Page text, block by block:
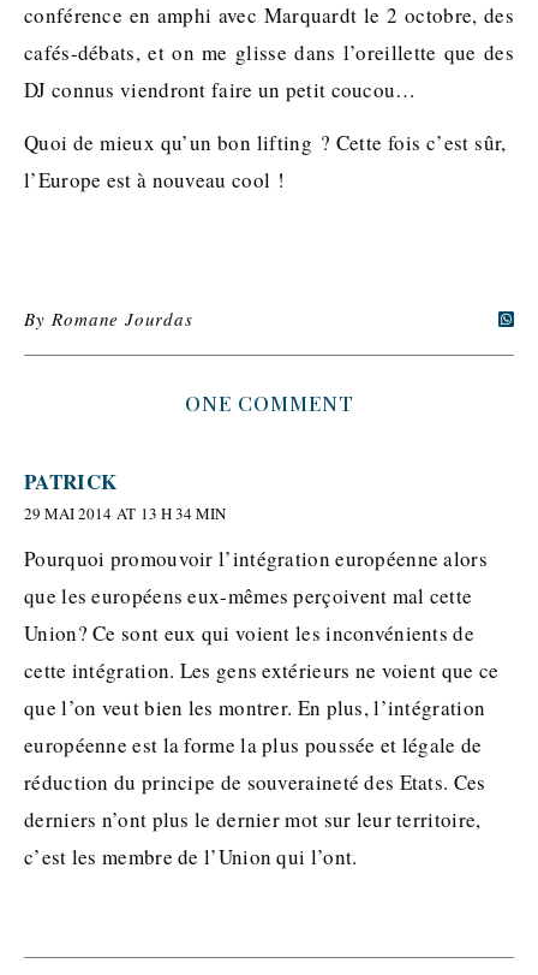
conférence en amphi avec Marquardt le 2 octobre, des
cafés-débats, et on me glisse dans l’oreillette que des
DJ connus viendront faire un petit coucou…
Quoi de mieux qu’un bon lifting ? Cette fois c’est sûr,
l’Europe est à nouveau cool !
ByRomane Jourdas
ONE COMMENT
PATRICK
29 MAI 2014 AT 13 H 34 MIN
Pourquoi promouvoir l’intégration européenne alors
que les européens eux-mêmes perçoivent mal cette
Union? Ce sont eux qui voient les inconvénients de
cette intégration. Les gens extérieurs ne voient que ce
que l’on veut bien les montrer. En plus, l’intégration
européenne est la forme la plus poussée et légale de
réduction du principe de souveraineté des Etats. Ces
derniers n’ont plus le dernier mot sur leur territoire,
c’est les membre de l’Union qui l’ont.